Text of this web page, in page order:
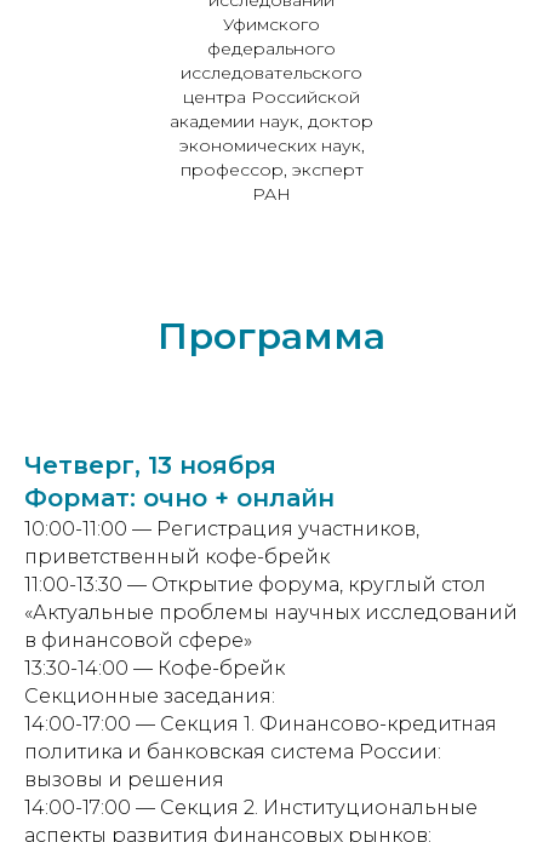
Уфимского
федерального
исследовательского
центра Российской
академии наук, доктор
экономических наук,
профессор, эксперт
РАН
Программа
Четверг, 13 ноября
Формат: очно + онлайн
10:00-11:00 — Регистрация участников,
приветственный кофе-брейк
11:00-13:30 — Открытие форума, круглый стол
«Актуальные проблемы научных исследований
в финансовой сфере»
13:30-14:00 — Кофе-брейк
Секционные заседания:
14:00-17:00 — Секция 1. Финансово-кредитная
политика и банковская система России:
вызовы и решения
14:00-17:00 — Секция 2. Институциональные
аспекты развития финансовых рынков: